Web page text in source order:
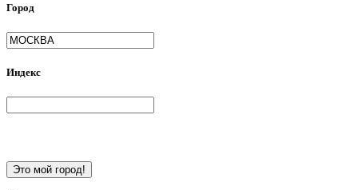
Город
Индекс
Это мой город!